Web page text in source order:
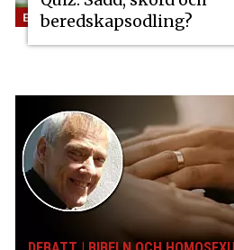
beredskapsodling?